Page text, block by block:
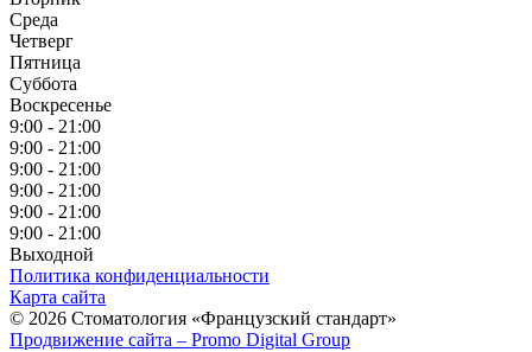
Среда
Четверг
Пятница
Суббота
Воскресенье
9:00 - 21:00
9:00 - 21:00
9:00 - 21:00
9:00 - 21:00
9:00 - 21:00
9:00 - 21:00
Выходной
Политика конфиденциальности
Карта сайта
© 2026 Стоматология «Французский стандарт»
Продвижение сайта – Promo Digital Group